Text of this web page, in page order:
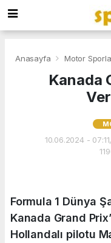
Anasayfa Motor
Kanada
10.06.2024 -
Formula 1 Dünya
Kanada Grand
Hollandalı pilotu